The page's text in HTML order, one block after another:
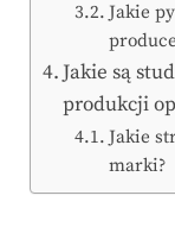
Jakie
Jakie są
produkcji
Jakie
marki?